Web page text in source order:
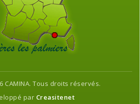
CAMINA. Tous droits réservés.
par Creasitenet